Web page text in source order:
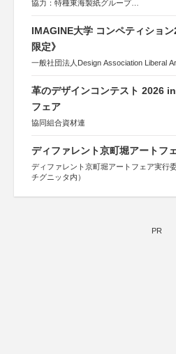
協力：特種東海製紙グループ
IMAGINE大学 コンペティショ
限定》
一般社団法人Design Association Liberal
革のデザインコンテスト 2026
フェア
協同組合資材連
ディファレント京町堀アートフ
ディファレント京町堀アートフェア実行
チグニッタ内）
PR